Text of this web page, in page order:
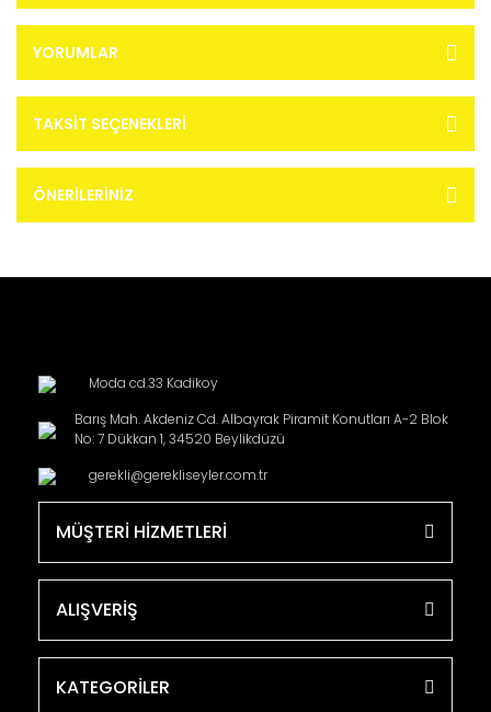
YORUMLAR
TAKSIT SEÇENEKLERI
ÖNERILERINIZ
Moda cd.33 Kadikoy
Barış Mah. Akdeniz Cd. Albayrak Piramit Konutları A-2 Blok
No: 7 Dükkan 1, 34520 Beylikdüzü
gerekli@gerekliseyler.com.tr
MÜŞTERİ HİZMETLERİ
ALIŞVERİŞ
KATEGORİLER